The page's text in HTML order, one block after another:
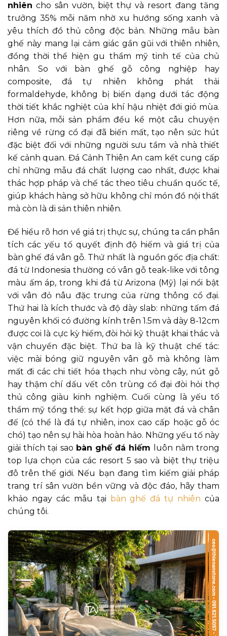
nhiên cho sân vườn, biệt thự và resort đang tăng
trưởng 35% mỗi năm nhờ xu hướng sống xanh và
yêu thích đồ thủ công độc bản. Những mẫu bàn
ghế này mang lại cảm giác gần gũi với thiên nhiên,
đồng thời thể hiện gu thẩm mỹ tinh tế của chủ
nhân. So với bàn ghế gỗ công nghiệp hay
composite, đá tự nhiên không phát thải
formaldehyde, không bị biến dạng dưới tác động
thời tiết khắc nghiệt của khí hậu nhiệt đới gió mùa.
Hơn nữa, mỗi sản phẩm đều kể một câu chuyện
riêng về rừng cổ đại đã biến mất, tạo nên sức hút
đặc biệt đối với những người sưu tầm và nhà thiết
kế cảnh quan. Đá Cảnh Thiên An cam kết cung cấp
chỉ những mẫu đá chất lượng cao nhất, được khai
thác hợp pháp và chế tác theo tiêu chuẩn quốc tế,
giúp khách hàng sở hữu không chỉ món đồ nội thất
mà còn là di sản thiên nhiên.
Để hiểu rõ hơn về giá trị thực sự, chúng ta cần phân
tích các yếu tố quyết định độ hiếm và giá trị của
bàn ghế đá vân gỗ. Thứ nhất là nguồn gốc địa chất:
đá từ Indonesia thường có vân gỗ teak-like với tông
màu ấm áp, trong khi đá từ Arizona (Mỹ) lại nổi bật
với vân đỏ nâu đặc trưng của rừng thông cổ đại.
Thứ hai là kích thước và độ dày slab: những tấm đá
nguyên khối có đường kính trên 1.5m và dày 8-12cm
được coi là cực kỳ hiếm, đòi hỏi kỹ thuật khai thác và
vận chuyển đặc biệt. Thứ ba là kỹ thuật chế tác:
việc mài bóng giữ nguyên vân gỗ mà không làm
mất đi các chi tiết hóa thạch như vòng cây, nút gỗ
hay thậm chí dấu vết côn trùng cổ đại đòi hỏi thợ
thủ công giàu kinh nghiệm. Cuối cùng là yếu tố
thẩm mỹ tổng thể: sự kết hợp giữa mặt đá và chân
đế (có thể là đá tự nhiên, inox cao cấp hoặc gỗ óc
chó) tạo nên sự hài hòa hoàn hảo. Những yếu tố này
giải thích tại sao bàn ghế đá hiếm luôn nằm trong
top lựa chọn của các resort 5 sao và biệt thự triệu
đô trên thế giới. Nếu bạn đang tìm kiếm giải pháp
trang trí sân vườn bền vững và độc đáo, hãy tham
khảo ngay các mẫu tại bàn ghế đá tự nhiên của
chúng tôi.